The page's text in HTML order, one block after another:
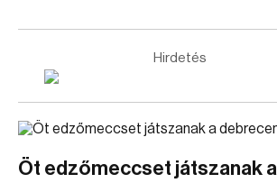
Hirdetés
Öt edzőmeccset játszanak a